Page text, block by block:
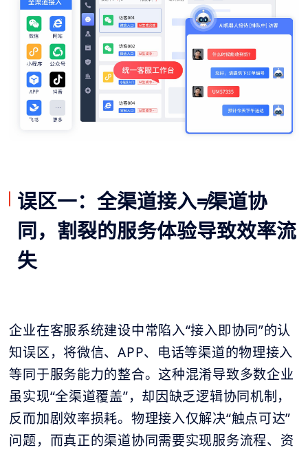
误区一：全渠道接入≠渠道协
同，割裂的服务体验导致效率流
失
企业在客服系统建设中常陷入“接入即协同”的认
知误区，将微信、APP、电话等渠道的物理接入
等同于服务能力的整合。这种混淆导致多数企业
虽实现“全渠道覆盖”，却因缺乏逻辑协同机制，
反而加剧效率损耗。物理接入仅解决“触点可达”
问题，而真正的渠道协同需要实现服务流程、资